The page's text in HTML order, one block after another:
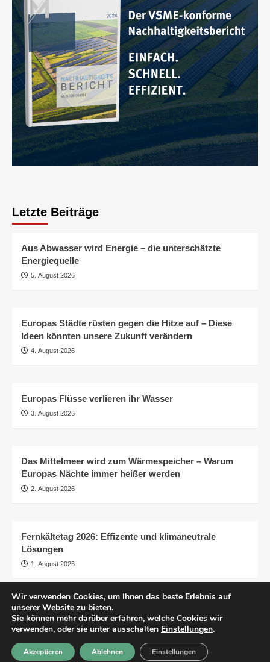
Letzte Beiträge
Aus Abwasser wird Energie – die unterschätzte
Energiequelle
5. August 2026
Europas Städte rüsten gegen die Hitze auf – Diese
Ideen könnten unsere Zukunft verändern
4. August 2026
Europas Flüsse verlieren ihr Wasser
3. August 2026
Das Mittelmeer wird zum Wärmespeicher – Warum
Europas Nächte immer heißer werden
2. August 2026
Fernkältetag 2026: Effizente und klimaneutrale
Lösungen
1. August 2026
AGB Impressum
Transparenz
© pro.earth
Wir verwenden Cookies, um Ihnen das beste Erlebnis auf
unserer Website zu bieten.
Sie können mehr darüber erfahren, welche Cookies wir
verwenden, oder sie unter ausschalten Einstellungen.
Akzeptieren Ablehnen Einstellungen